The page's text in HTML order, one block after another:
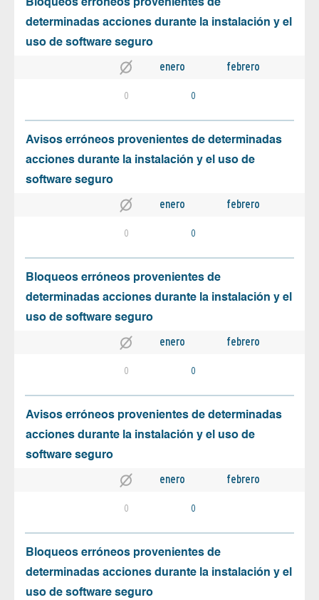
Bloqueos erróneos provenientes de
determinadas acciones durante la instalación y el
uso de software seguro
enero febrero
0 0
Avisos erróneos provenientes de determinadas
acciones durante la instalación y el uso de
software seguro
enero febrero
0 0
Bloqueos erróneos provenientes de
determinadas acciones durante la instalación y el
uso de software seguro
enero febrero
0 0
Avisos erróneos provenientes de determinadas
acciones durante la instalación y el uso de
software seguro
enero febrero
0 0
Bloqueos erróneos provenientes de
determinadas acciones durante la instalación y el
uso de software seguro